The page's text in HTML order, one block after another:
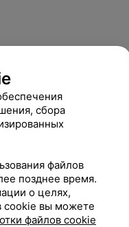
сбора
файлов
позднее время.
о целях,
cookie вы можете
файлов cookie